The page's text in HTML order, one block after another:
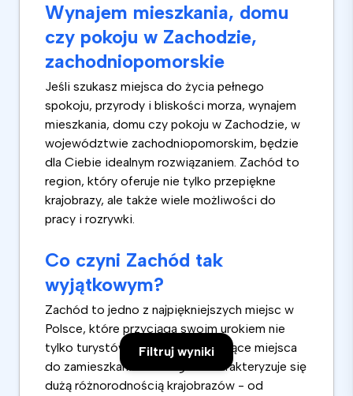
Filtruj wyniki
Wynajem mieszkania, domu
czy pokoju w Zachodzie,
zachodniopomorskie
Jeśli szukasz miejsca do życia pełnego
spokoju, przyrody i bliskości morza, wynajem
mieszkania, domu czy pokoju w Zachodzie, w
województwie zachodniopomorskim, będzie
dla Ciebie idealnym rozwiązaniem. Zachód to
region, który oferuje nie tylko przepiękne
krajobrazy, ale także wiele możliwości do
pracy i rozrywki.
Co czyni Zachód tak
wyjątkowym?
Zachód to jedno z najpiękniejszych miejsc w
Polsce, które przyciąga swoim urokiem nie
tylko turystów, ale i osoby szukające miejsca
do zamieszkania. Ten region charakteryzuje się
dużą różnorodnością krajobrazów - od